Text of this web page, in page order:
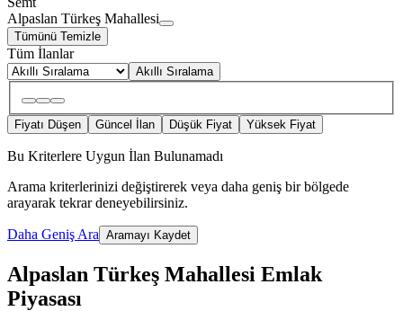
Alpaslan Türkeş Mahallesi
Tümünü Temizle
Tüm İlanlar
Akıllı Sıralama
Fiyatı Düşen Güncel İlan Düşük Fiyat Yüksek Fiyat
Bu Kriterlere Uygun İlan Bulunamadı
Arama kriterlerinizi değiştirerek veya daha geniş bir bölgede
arayarak tekrar deneyebilirsiniz.
Daha Geniş Ara Aramayı Kaydet
Alpaslan Türkeş Mahallesi Emlak
Piyasası